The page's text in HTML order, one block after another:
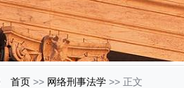
首页>> 网络刑事法学>> 正文